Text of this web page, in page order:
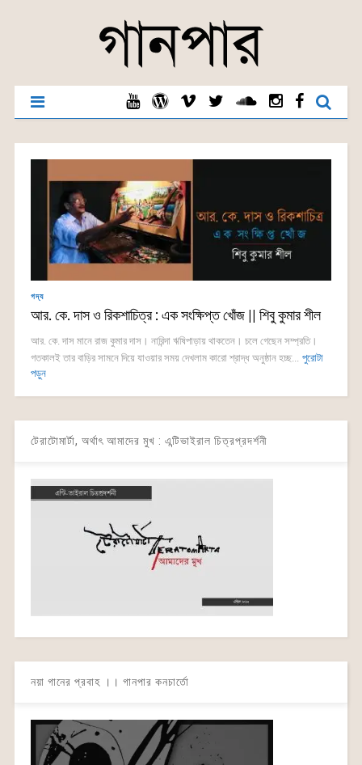
গদ্য
আর. কে. দাস ও রিকশাচিত্র : এক সংক্ষিপ্ত খোঁজ || শিবু কুমার শীল
আর. কে. দাস মানে রাজ কুমার দাস। নারিন্দা ঋষিপাড়ায় থাকতেন। চলে গেছেন সম্প্রতি।
গতকালই তার বাড়ির সামনে দিয়ে যাওয়ার সময় দেখলাম কারো শ্রাদ্ধ অনুষ্ঠান হচ্ছ... পুরোটা
পড়ুন
টেরাটোমার্টা, অর্থাৎ আমাদের মুখ : এন্টিভাইরাল চিত্রপ্রদর্শনী
নয়া গানের প্রবাহ ।। গানপার কনচার্তো